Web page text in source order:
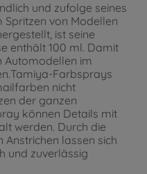
und zufolge seines
Spritzen von Modellen
ist seine
enthält 100 ml. Damit
Automodellen im
Farbsprays
nicht
der ganzen
können Details mit
werden. Durch die
lassen sich
und zuverlässig